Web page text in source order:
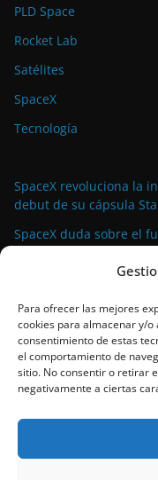
Para ofrecer las mejores
cookies para almacenar y/o
consentimiento de estas
el comportamiento de
sitio. No consentir o retirar
negativamente a ciertas
PLD Space
Rocket Lab
Satélites
SpaceX
Tecnología
SpaceX revoluciona la
debut de su cápsula
SpaceX duda sobre el
avanzada para
El propulsor Rubicon
satélites pequeños
SpaceX bate su propio
Falcon 9 en 2024